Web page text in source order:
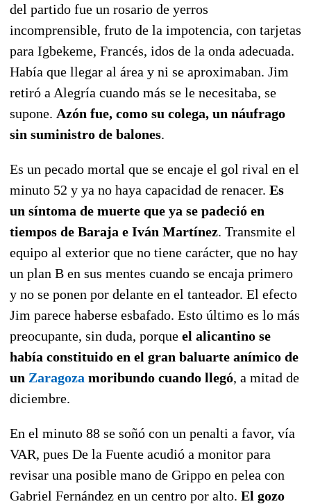
del partido fue un rosario de yerros
incomprensible, fruto de la impotencia, con tarjetas
para Igbekeme, Francés, idos de la onda adecuada.
Había que llegar al área y ni se aproximaban. Jim
retiró a Alegría cuando más se le necesitaba, se
supone. Azón fue, como su colega, un náufrago
sin suministro de balones.
Es un pecado mortal que se encaje el gol rival en el
minuto 52 y ya no haya capacidad de renacer. Es
un síntoma de muerte que ya se padeció en
tiempos de Baraja e Iván Martínez. Transmite el
equipo al exterior que no tiene carácter, que no hay
un plan B en sus mentes cuando se encaja primero
y no se ponen por delante en el tanteador. El efecto
Jim parece haberse esbafado. Esto último es lo más
preocupante, sin duda, porque el alicantino se
había constituido en el gran baluarte anímico de
un Zaragoza moribundo cuando llegó, a mitad de
diciembre.
En el minuto 88 se soñó con un penalti a favor, vía
VAR, pues De la Fuente acudió a monitor para
revisar una posible mano de Grippo en pelea con
Gabriel Fernández en un centro por alto. El gozo